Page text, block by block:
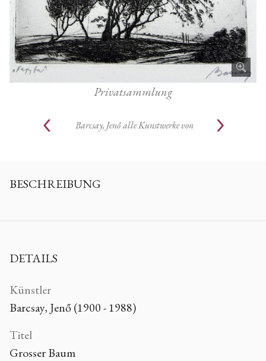
Privatsammlung
Barcsay, Jenő alle Kunstwerke von
BESCHREIBUNG
DETAILS
Künstler
Barcsay, Jenő (1900 - 1988)
Titel
Grosser Baum